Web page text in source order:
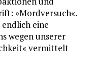
»Mordversuch«.
eine
wegen unserer
vermittelt